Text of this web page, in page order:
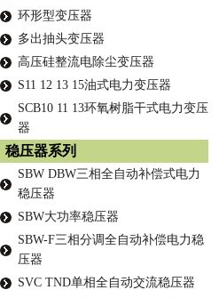
环形型变压器
多出抽头变压器
高压硅整流电除尘变压器
S11 12 13 15油式电力变压器
SCB10 11 13环氧树脂干式电力变压
器
稳压器系列
SBW DBW三相全自动补偿式电力
稳压器
SBW大功率稳压器
SBW-F三相分调全自动补偿电力稳
压器
SVC TND单相全自动交流稳压器